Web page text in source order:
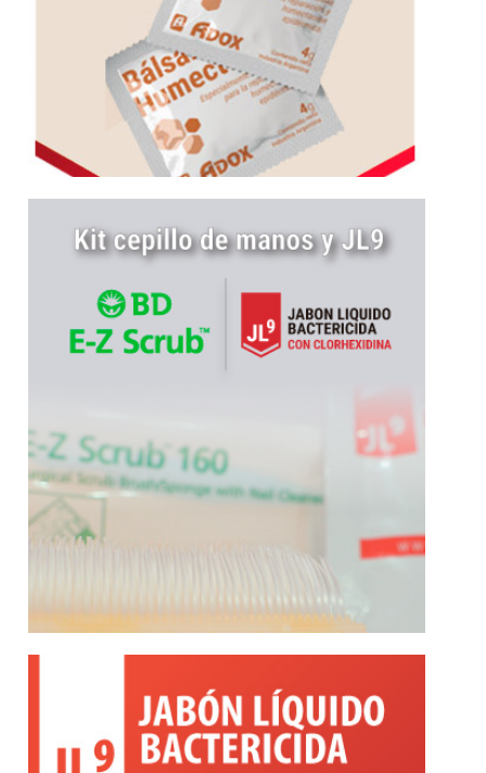
Kit Cepillo para manos y JL9
Trapeador escurridor con centrifugado
automático y super absorvente. Cuenta con
un...
Jabón líquido con clorhexidina. Especialmente
diseñado para el lavado frecuente. Gran poder
bactericida sin dañar las manos.